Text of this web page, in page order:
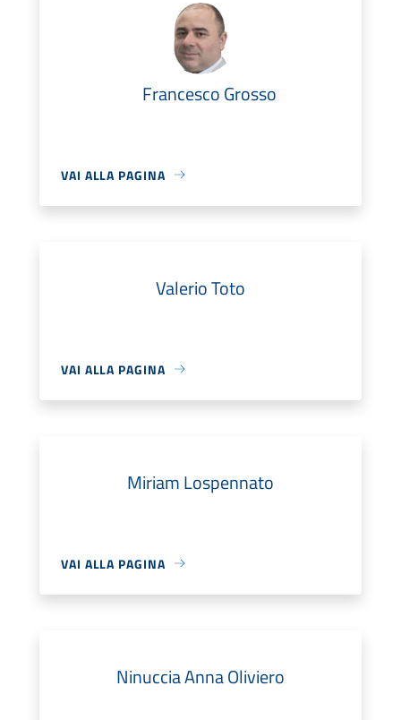
Francesco Grosso
VAI ALLA PAGINA
Valerio Toto
VAI ALLA PAGINA
Miriam Lospennato
VAI ALLA PAGINA
Ninuccia Anna Oliviero